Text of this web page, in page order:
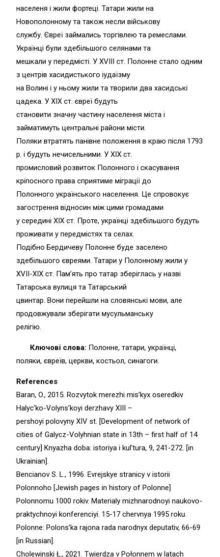
населеня і жили фортеці. Татари жили на
Новополонному та також несли військову
службу. Євреї займались торгівлею та ремеслами.
Українці були здебільшого селянами та
мешкали у передмісті. У XVIII ст. Полонне стало одним
з центрів хасидистького іудаїзму
на Волині і у ньому жили та творили два хасидські
цадека. У XIX ст. євреї будуть
становити значну частину населення міста і
займатимуть центральні райони місти.
Поляки втратять панівне положення в краю після 1793
р. і будуть нечисельними. У ХІХ ст.
промисловий розвиток Полонного і скасування
кріпосного права сприятиме міграції до
Полонного українського населення. Це спровокує
загострення відносин між цими громадами
у середині ХІХ ст. Проте, українці здебільшого будуть
проживати у передмістях та селах.
Подібно Бердичеву Полонне буде заселено
здебільшого євреями. Татари у Полонному жили у
XVII-XIX ст. Пам’ять про татар зберіглась у назві
Татарська вулиця та Татарський
цвинтар. Вони перейшли на словянські мови, але
продовжували зберігати мусульманську
релігію.
Ключові слова: Полонне, татари, українці,
поляки, євреїв, церкви, костьол, синагоги.
References
Baran, O., 2015. Rozvytok merezhi mis’kyx oseredkiv
Halyc’ko-Volyns’koyi derzhavy XIII –
pershoyi polovyny XIV st. [Development of network of
cities of Galycz-Volyhnian state in 13th – first half of 14
century] Knyazha doba: istoriya i kul’tura, 9, 241-272. [in
Ukrainian].
Bencianov S. L., 1996. Evrejskye stranicy v istorii
Polonnoho [Jewish pages in history of Polonne]
Polonnomu 1000 rokiv. Materialy mizhnarodnoyi naukovo-
praktychnoyi konferenciyi. 15-17 chervnya 1995 roku.
Polonne: Polons’ka rajona rada narodnyx deputativ, 66-69
[in Russian].
Cholewinski Ł., 2021. Twierdza v Połonnem w latach